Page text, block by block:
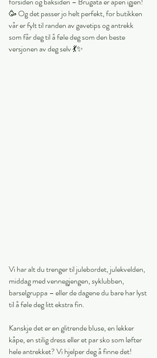
🥳 Og det passer jo helt perfekt, for butikken
vår er fylt til randen av gavetips og antrekk
som får deg til å føle deg som den beste
versjonen av deg selv 💃✨
Vi har alt du trenger til julebordet, julekvelden,
middag med vennegjengen, syklubben,
barselgruppa – eller de dagene du bare har lyst
til å føle deg litt ekstra fin.
Kanskje det er en glitrende bluse, en lekker
kåpe, en stilig dress eller et par sko som løfter
hele antrekket? Vi hjelper deg å finne det!